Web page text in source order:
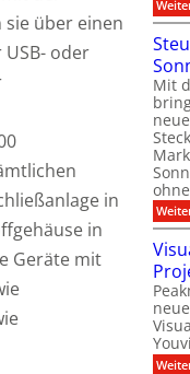
über einen
oder
in
in
Geräte mit
Mit